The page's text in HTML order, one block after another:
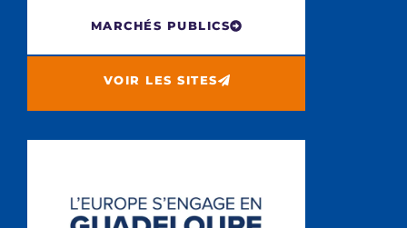
MARCHÉS PUBLICS
VOIR LES SITES